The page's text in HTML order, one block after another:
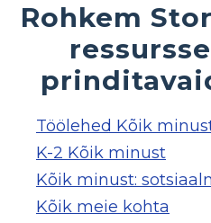
Rohkem
Töölehed Kõik
K-2 Kõik minust
Kõik minust:
Kõik meie kohta